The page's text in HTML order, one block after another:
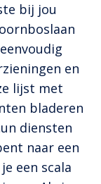
bij jou
en
lijst met
bladeren
diensten
naar een
een scala